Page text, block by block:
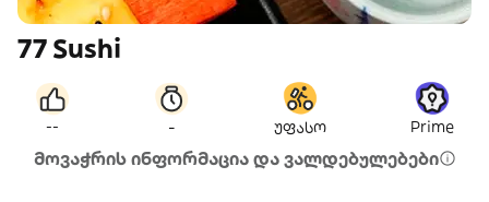
77 Sushi
-- - უფასო Prime
მოვაჭრის ინფორმაცია და ვალდებულებები